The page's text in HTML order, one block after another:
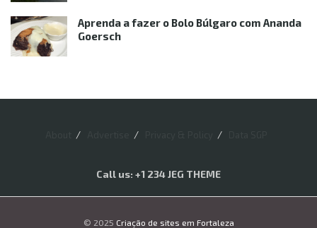
Aprenda a fazer o Bolo Búlgaro com Ananda
Goersch
Call us: +1 234 JEG THEME
© 2025 Criação de sites em Fortaleza